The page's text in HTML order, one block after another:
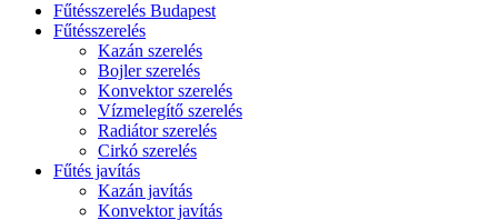
Fűtésszerelés Budapest
Fűtésszerelés
Kazán szerelés
Bojler szerelés
Konvektor szerelés
Vízmelegítő szerelés
Radiátor szerelés
Cirkó szerelés
Fűtés javítás
Kazán javítás
Konvektor javítás